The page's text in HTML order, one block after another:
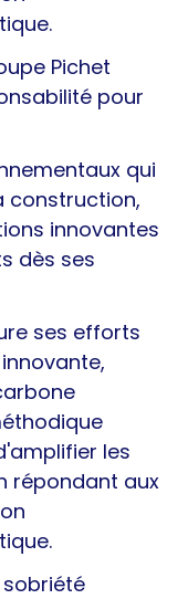
Pichet
pour
qui
construction,
innovantes
dès ses
ses efforts
les
répondant aux
sobriété